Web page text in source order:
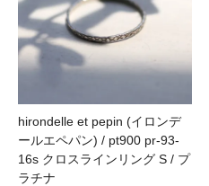
hirondelle et pepin (イロンデ
ールエペパン) / pt900 pr-93-
16s クロスラインリング S / プ
ラチナ